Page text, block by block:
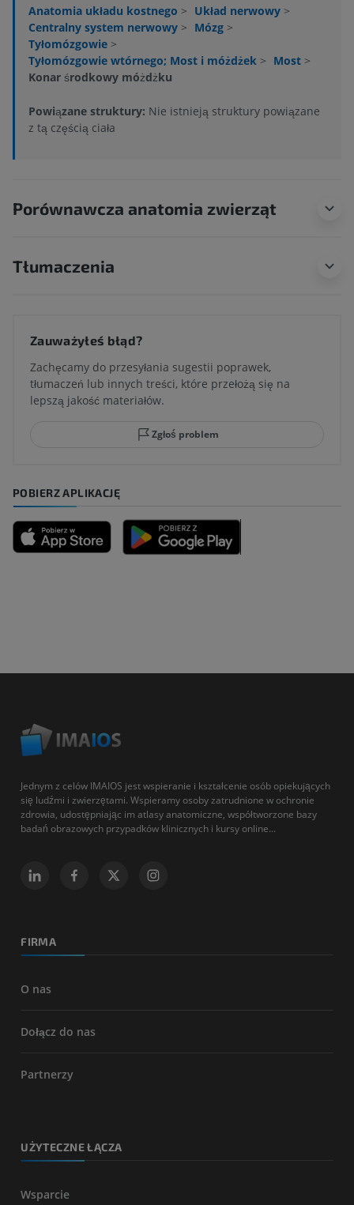
Anatomia układu kostnego > Układ nerwowy >
Centralny system nerwowy > Mózg >
Tyłomózgowie >
Tyłomózgowie wtórnego; Most i móżdżek > Most >
Konar środkowy móżdżku
Powiązane struktury: Nie istnieją struktury powiązane
z tą częścią ciała
Porównawcza anatomia zwierząt
Tłumaczenia
Zauważyłeś błąd?
Zachęcamy do przesyłania sugestii poprawek,
tłumaczeń lub innych treści, które przełożą się na
lepszą jakość materiałów.
Zgłoś problem
POBIERZ APLIKACJĘ
Jednym z celów IMAIOS jest wspieranie i kształcenie osób opiekujących
się ludźmi i zwierzętami. Wspieramy osoby zatrudnione w ochronie
zdrowia, udostępniając im atlasy anatomiczne, współtworzone bazy
badań obrazowych przypadków klinicznych i kursy online...
FIRMA
O nas
Dołącz do nas
Partnerzy
UŻYTECZNE ŁĄCZA
Wsparcie